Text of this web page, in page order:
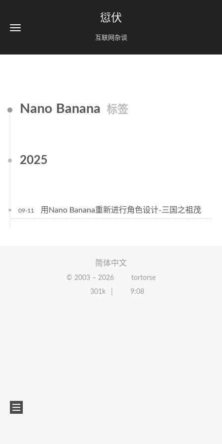
愆伏
互联网杂谈
Nano Banana 标签
2025
09-11 用Nano Banana重新进行角色设计-三国之祖茂
简体中文
© 2003 – 2026
tortorse
301k
9:08